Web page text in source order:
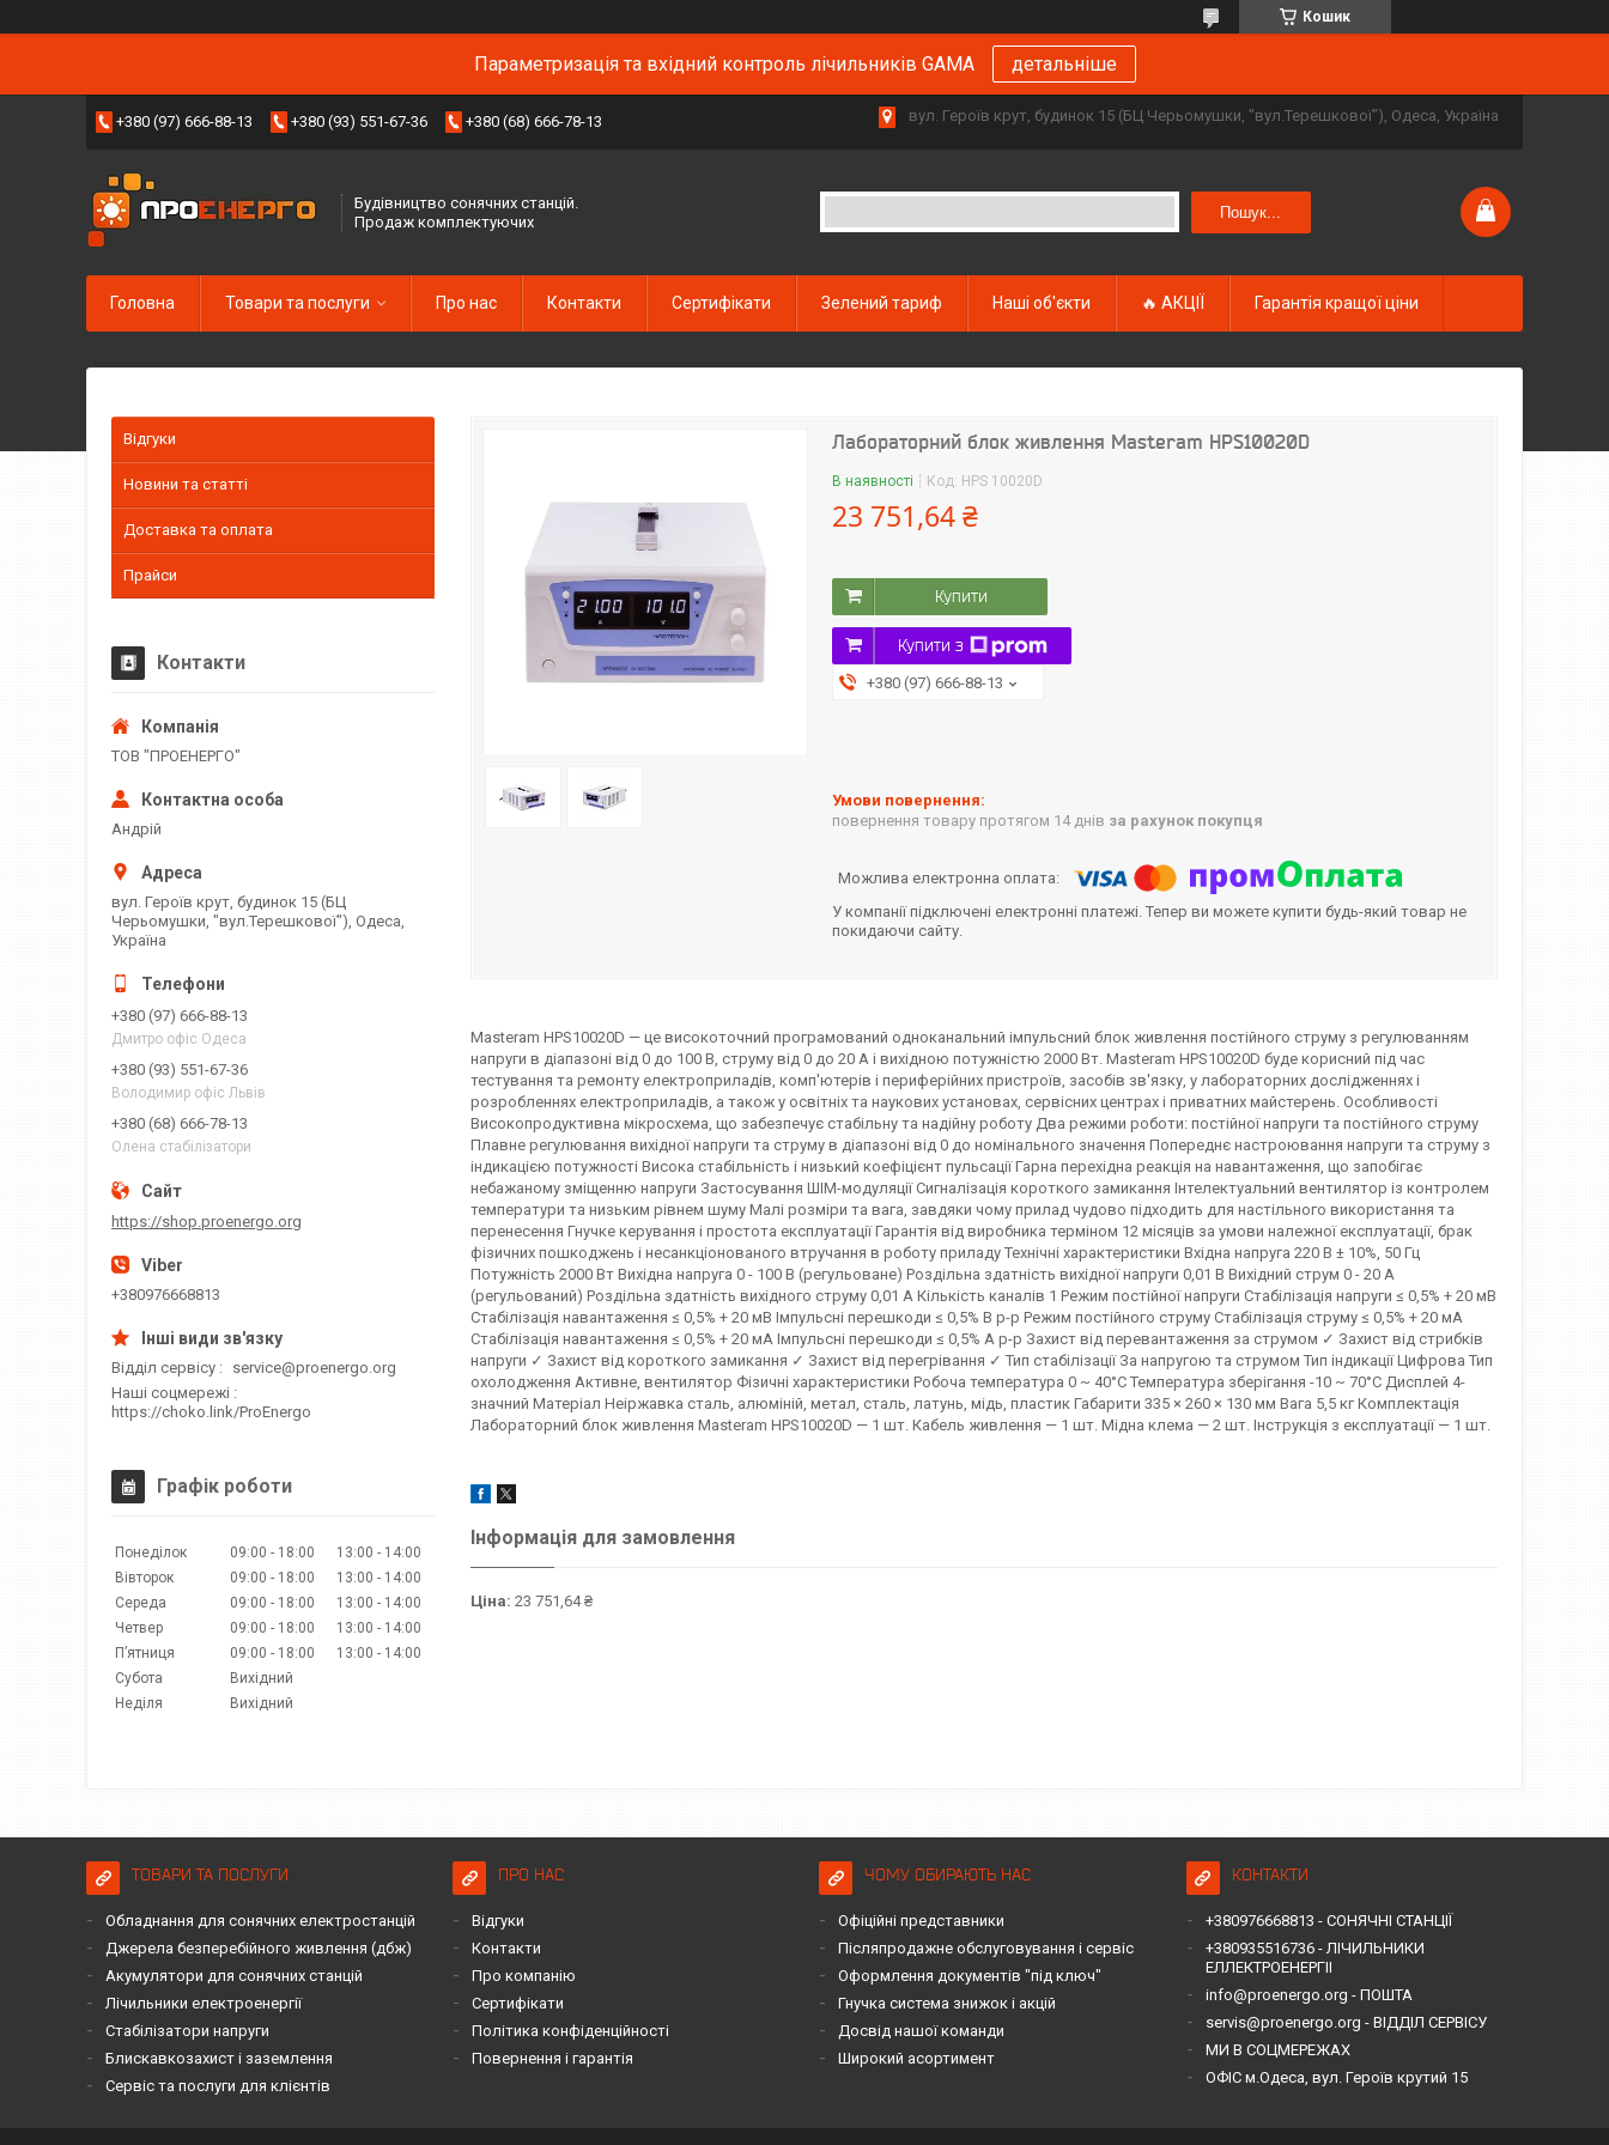
Кошик
Параметризація та вхідний контроль лічильників GAMA детальніше
+380 (97) 666-88-13 +380 (93) 551-67-36 +380 (68) 666-78-13 вул. Героїв крут, будинок 15 (БЦ Черьомушки, "вул.Терешкової"), Одеса, Україна
Будівництво сонячних станцій.
Продаж комплектуючих
Пошук...
Головна Товари та послуги Про нас Контакти Сертифікати Зелений тариф Наші об'єкти 🔥 АКЦІЇ Гарантія кращої ціни
Лабораторний блок живлення Masteram HPS10020D
В наявності Код: HPS 10020D
23 751,64 ₴
Купити
Купити з
+380 (97) 666-88-13
повернення товару протягом 14 днів за рахунок покупця
У компанії підключені електронні платежі. Тепер ви можете купити будь-який товар не
покидаючи сайту.
Masteram HPS10020D — це високоточний програмований одноканальний імпульсний блок живлення постійного струму з регулюванням
напруги в діапазоні від 0 до 100 В, струму від 0 до 20 А і вихідною потужністю 2000 Вт. Masteram HPS10020D буде корисний під час
тестування та ремонту електроприладів, комп'ютерів і периферійних пристроїв, засобів зв'язку, у лабораторних дослідженнях і
розробленнях електроприладів, а також у освітніх та наукових установах, сервісних центрах і приватних майстерень. Особливості
Високопродуктивна мікросхема, що забезпечує стабільну та надійну роботу Два режими роботи: постійної напруги та постійного струму
Плавне регулювання вихідної напруги та струму в діапазоні від 0 до номінального значення Попереднє настроювання напруги та струму з
індикацією потужності Висока стабільність і низький коефіцієнт пульсації Гарна перехідна реакція на навантаження, що запобігає
небажаному зміщенню напруги Застосування ШІМ-модуляції Сигналізація короткого замикання Інтелектуальний вентилятор із контролем
температури та низьким рівнем шуму Малі розміри та вага, завдяки чому прилад чудово підходить для настільного використання та
перенесення Гнучке керування і простота експлуатації Гарантія від виробника терміном 12 місяців за умови належної експлуатації, брак
фізичних пошкоджень і несанкціонованого втручання в роботу приладу Технічні характеристики Вхідна напруга 220 В ± 10%, 50 Гц
Потужність 2000 Вт Вихідна напруга 0 - 100 В (регульоване) Роздільна здатність вихідної напруги 0,01 В Вихідний струм 0 - 20 А
(регульований) Роздільна здатність вихідного струму 0,01 А Кількість каналів 1 Режим постійної напруги Стабілізація напруги ≤ 0,5% + 20 мВ
Стабілізація навантаження ≤ 0,5% + 20 мВ Імпульсні перешкоди ≤ 0,5% В p-p Режим постійного струму Стабілізація струму ≤ 0,5% + 20 мА
Стабілізація навантаження ≤ 0,5% + 20 мА Імпульсні перешкоди ≤ 0,5% А p-p Захист від перевантаження за струмом ✓ Захист від стрибків
напруги ✓ Захист від короткого замикання ✓ Захист від перегрівання ✓ Тип стабілізації За напругою та струмом Тип індикації Цифрова Тип
охолодження Активне, вентилятор Фізичні характеристики Робоча температура 0 ~ 40°C Температура зберігання -10 ~ 70°C Дисплей 4-
значний Матеріал Неіржавка сталь, алюміній, метал, сталь, латунь, мідь, пластик Габарити 335 × 260 × 130 мм Вага 5,5 кг Комплектація
Лабораторний блок живлення Masteram HPS10020D — 1 шт. Кабель живлення — 1 шт. Мідна клема — 2 шт. Інструкція з експлуатації — 1 шт.
Інформація для замовлення
Ціна: 23 751,64 ₴
Відгуки
Новини та статті
Доставка та оплата
Прайси
Контакти
ТОВ "ПРОЕНЕРГО"
Андрій
вул. Героїв крут, будинок 15 (БЦ
Черьомушки, "вул.Терешкової"), Одеса,
Україна
+380 (97) 666-88-13
Дмитро офіс Одеса
+380 (93) 551-67-36
Володимир офіс Львів
+380 (68) 666-78-13
Олена стабілізатори
https://shop.proenergo.org
+380976668813
Відділ сервісу
service@proenergo.org
Наші соцмережі
https://choko.link/ProEnergo
Графік роботи
Понеділок 09:00 18:00 13:00
14:00
Вівторок
09:00 18:00 13:00
14:00
Середа
09:00 18:00 13:00
14:00
Четвер
09:00 18:00 13:00
14:00
Пʼятниця
09:00 18:00 13:00
14:00
Субота
Вихідний
Неділя
Вихідний
ТОВАРИ ТА ПОСЛУГИ
Обладнання для сонячних електростанцій
Джерела безперебійного живлення (дбж)
Акумулятори для сонячних станцій
Лічильники електроенергії
Стабілізатори напруги
Блискавкозахист і заземлення
Сервіс та послуги для клієнтів
ПРО НАС
Відгуки
Контакти
Про компанію
Сертифікати
Політика конфіденційності
Повернення і гарантія
ЧОМУ ОБИРАЮТЬ НАС
Офіційні представники
Післяпродажне обслуговування і сервіс
Оформлення документів "під ключ"
Гнучка система знижок і акцій
Досвід нашої команди
Широкий асортимент
КОНТАКТИ
+380976668813 - СОНЯЧНІ СТАНЦІЇ
+380935516736 - ЛІЧИЛЬНИКИ
ЕЛЛЕКТРОЕНЕРГІІ
info@proenergo.org - ПОШТА
servis@proenergo.org - ВІДДІЛ СЕРВІСУ
МИ В СОЦМЕРЕЖАХ
ОФІС м.Одеса, вул. Героїв крутий 15